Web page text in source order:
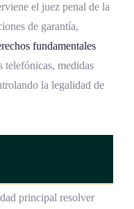
el juez penal de la
de garantía,
fundamentales
telefónicas, medidas
la legalidad de
principal resolver